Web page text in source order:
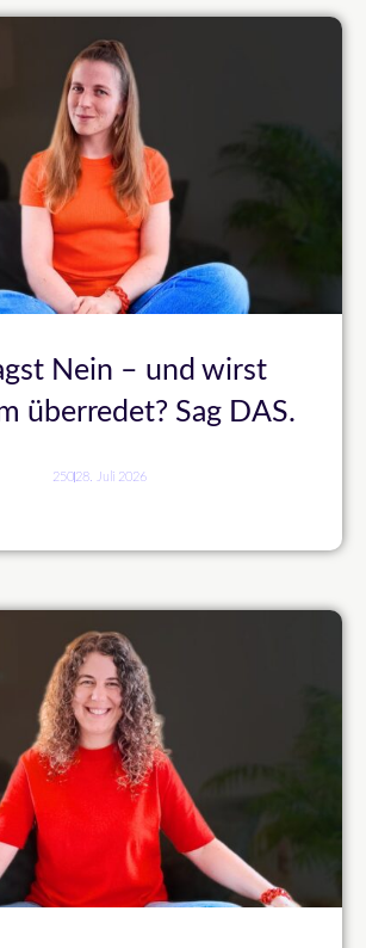
Nein – und wirst
überredet? Sag DAS.
250 28. Juli 2026